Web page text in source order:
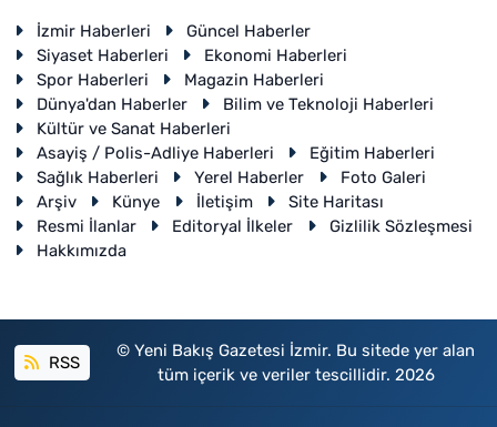
İzmir Haberleri
Güncel Haberler
Siyaset Haberleri
Ekonomi Haberleri
Spor Haberleri
Magazin Haberleri
Dünya'dan Haberler
Bilim ve Teknoloji Haberleri
Kültür ve Sanat Haberleri
Asayiş / Polis-Adliye Haberleri
Eğitim Haberleri
Sağlık Haberleri
Yerel Haberler
Foto Galeri
Arşiv
Künye İletişim
Site Haritası
Resmi İlanlar
Editoryal İlkeler
Gizlilik Sözleşmesi
Hakkımızda
RSS
© Yeni Bakış Gazetesi İzmir. Bu sitede yer alan
tüm içerik ve veriler tescillidir. 2026